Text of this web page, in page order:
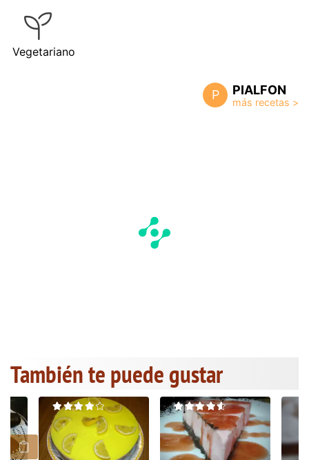
Vegetariano
P PIALFON
También te puede gustar